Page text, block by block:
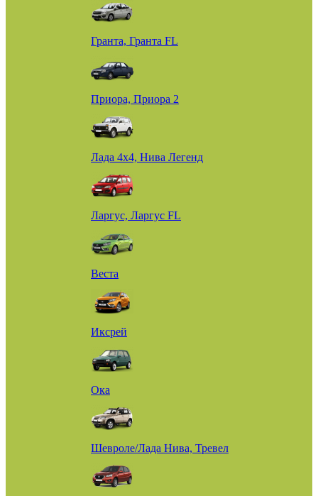
Гранта, Гранта FL
Приора, Приора 2
Лада 4х4, Нива Легенд
Ларгус, Ларгус FL
Веста
Иксрей
Ока
Шевроле/Лада Нива, Тревел